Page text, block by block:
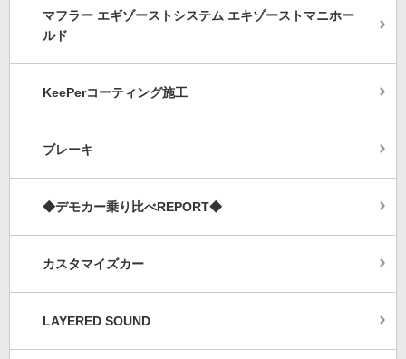
マフラー エギゾーストシステム エキゾーストマニホー
ルド
KeePerコーティング施工
ブレーキ
◆デモカー乗り比べREPORT◆
カスタマイズカー
LAYERED SOUND